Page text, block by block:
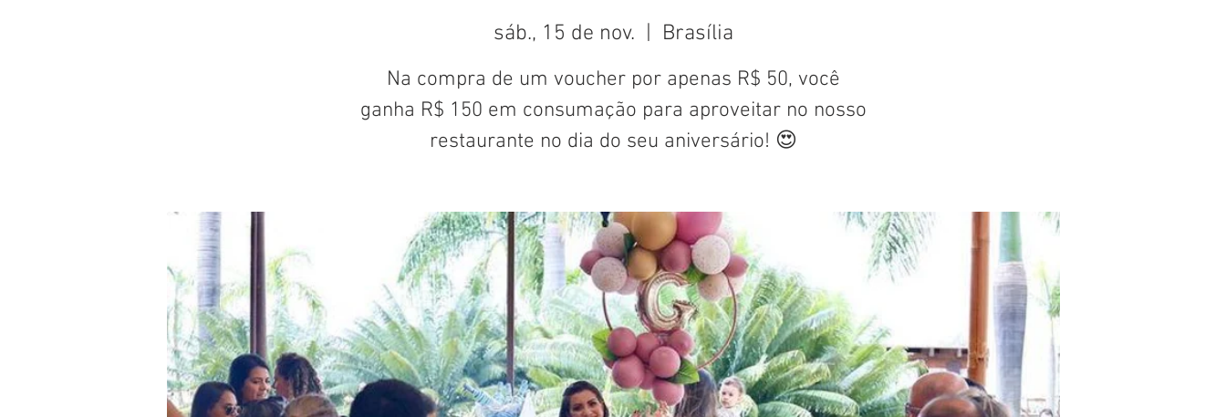
sáb., 15 de nov.
Brasília
Na compra de um voucher por apenas R$ 50, você
ganha R$ 150 em consumação para aproveitar no nosso
restaurante no dia do seu aniversário! 😍